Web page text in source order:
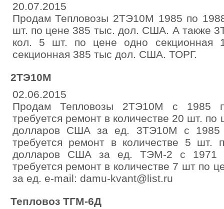
20.07.2015
Продам Тепловозы 2ТЭ10М 1985 по
шт. по цене 385 тыс. дол. США. А также
кол. 5 шт. по цене одно
секционная 385 тыс дол. США. ТОРГ.
2ТЭ10М
02.06.2015
Продам Тепловозы 2ТЭ10М с 1985
требуется ремонт в количестве 20 шт.
долларов США за ед. 3ТЭ10М с 1985
требуется ремонт в количестве 5
долларов США за ед. ТЭМ-2 с 1971
требуется ремонт в количестве 7 шт по
за ед. e-mail: damu-kvant@list.ru
Тепловоз ТГМ-6Д